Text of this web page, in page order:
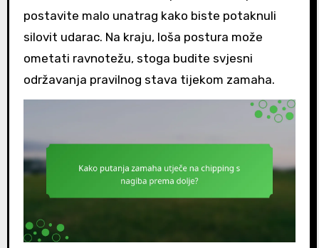
postavite malo unatrag kako biste potaknuli
silovit udarac. Na kraju, loša postura može
ometati ravnotežu, stoga budite svjesni
održavanja pravilnog stava tijekom zamaha.